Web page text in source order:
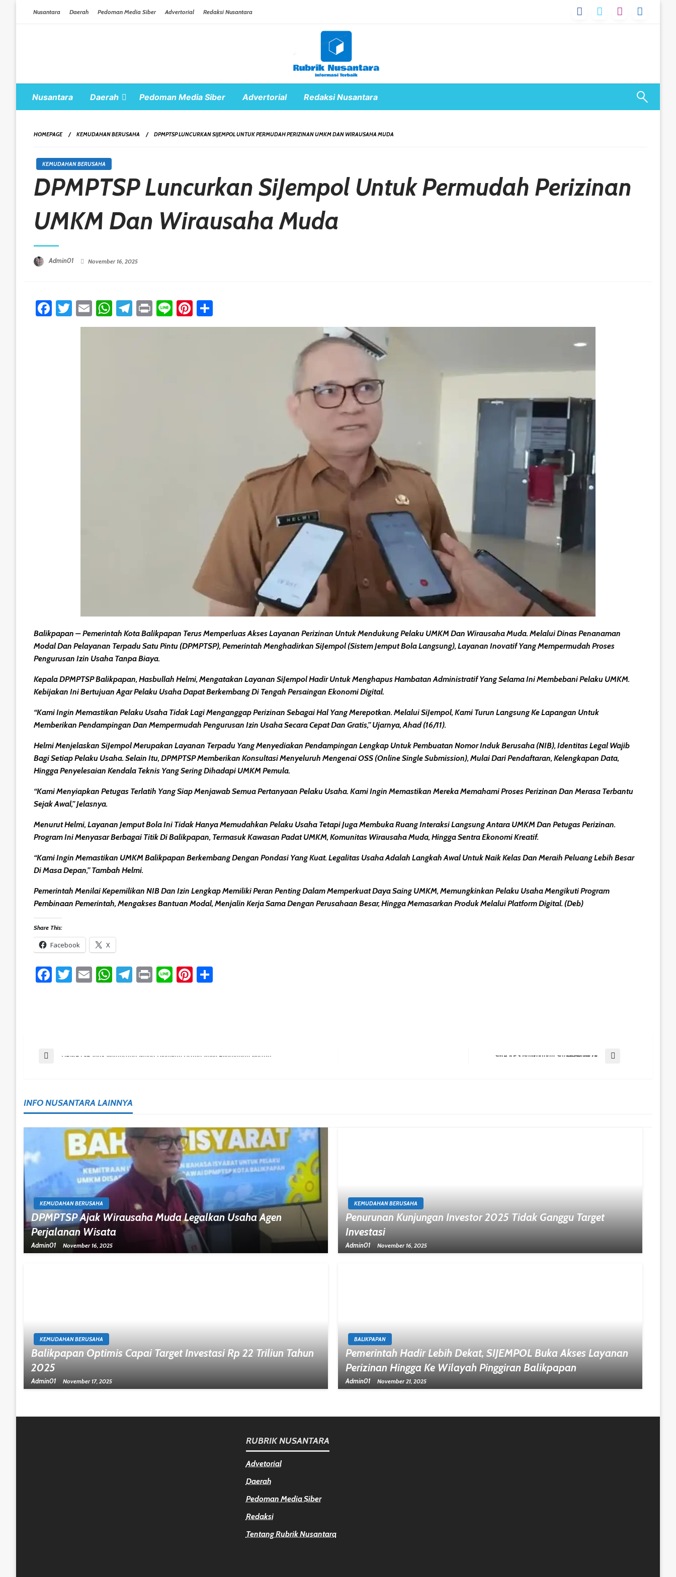
Nusantara Daerah Pedoman Media Siber Advertorial Redaksi Nusantara
Nusantara Daerah Pedoman Media Siber Advertorial Redaksi Nusantara
HOMEPAGE KEMUDAHAN BERUSAHA DPMPTSP LUNCURKAN SIJEMPOL UNTUK PERMUDAH PERIZINAN UMKM DAN WIRAUSAHA MUDA
KEMUDAHAN BERUSAHA
DPMPTSP Luncurkan SiJempol Untuk Permudah Perizinan
UMKM Dan Wirausaha Muda
Admin01 November 16, 2025
Facebook
Twitter
EmailWhatsApp
Telegram
PrintLinePinterest
Balikpapan – Pemerintah Kota Balikpapan Terus Memperluas Akses Layanan Perizinan Untuk Mendukung Pelaku UMKM Dan Wirausaha Muda. Melalui Dinas Penanaman
Modal Dan Pelayanan Terpadu Satu Pintu (DPMPTSP), Pemerintah Menghadirkan SiJempol (Sistem Jemput Bola Langsung), Layanan Inovatif Yang Mempermudah Proses
Pengurusan Izin Usaha Tanpa Biaya.
Kepala DPMPTSP Balikpapan, Hasbullah Helmi, Mengatakan Layanan SiJempol Hadir UntukMenghapus Hambatan AdministratifYang Selama Ini Membebani Pelaku UMKM.
Kebijakan Ini Bertujuan Agar Pelaku Usaha Dapat Berkembang Di Tengah Persaingan Ekonomi Digital.
“Kami Ingin Memastikan Pelaku Usaha Tidak Lagi Menganggap Perizinan Sebagai Hal Yang Merepotkan. Melalui SiJempol, Kami Turun Langsung Ke Lapangan Untuk
Memberikan Pendampingan Dan Mempermudah Pengurusan Izin Usaha Secara Cepat Dan Gratis,” Ujarnya, Ahad (16/11).
Helmi Menjelaskan SiJempol Merupakan Layanan Terpadu Yang Menyediakan Pendampingan Lengkap Untuk Pembuatan Nomor Induk Berusaha (NIB), Identitas Legal Wajib
Bagi Setiap Pelaku Usaha. Selain Itu, DPMPTSP Memberikan Konsultasi Menyeluruh Mengenai OSS (Online Single Submission), Mulai Dari Pendaftaran, Kelengkapan Data,
Hingga Penyelesaian Kendala Teknis Yang Sering Dihadapi UMKM Pemula.
“Kami Menyiapkan Petugas Terlatih Yang Siap Menjawab Semua Pertanyaan Pelaku Usaha. Kami Ingin Memastikan Mereka Memahami Proses Perizinan Dan Merasa Terbantu
Sejak Awal,” Jelasnya.
Menurut Helmi, Layanan Jemput Bola Ini Tidak Hanya Memudahkan Pelaku Usaha Tetapi Juga Membuka RuangInteraksi Langsung Antara UMKM Dan Petugas Perizinan.
Program Ini Menyasar Berbagai Titik Di Balikpapan, Termasuk Kawasan Padat UMKM, Komunitas Wirausaha Muda, Hingga Sentra Ekonomi Kreatif.
“Kami Ingin Memastikan UMKM Balikpapan Berkembang Dengan Pondasi Yang Kuat. Legalitas Usaha Adalah Langkah Awal Untuk Naik Kelas Dan Meraih Peluang Lebih Besar
Di Masa Depan,” Tambah Helmi.
Pemerintah Menilai Kepemilikan NIB Dan Izin Lengkap Memiliki Peran Penting DalamMemperkuat Daya Saing UMKM, Memungkinkan Pelaku Usaha Mengikuti Program
Pembinaan Pemerintah, Mengakses Bantuan Modal, Menjalin Kerja Sama Dengan Perusahaan Besar, Hingga Memasarkan Produk Melalui Platform Digital. (deb)
Share This:
Facebook X
Facebook
Twitter
EmailWhatsApp
Telegram
PrintLinePinterest
Post
Previous Post DPMPTSP Ajak Wirausaha Muda Legalkan Usaha Agen Perjalanan Wisata SMA KPS Balikpapan Sabet Perak Di OPSI 2025
INFO NUSANTARA LAINNYA
KEMUDAHAN BERUSAHA
DPMPTSP Ajak Wirausaha Muda Legalkan Usaha Agen
Perjalanan Wisata
Admin01 November 16, 2025
KEMUDAHAN BERUSAHA
Penurunan Kunjungan Investor 2025 Tidak Ganggu Target
Investasi
Admin01 November 16, 2025
KEMUDAHAN BERUSAHA
Balikpapan Optimis Capai Target Investasi Rp 22 Triliun Tahun
2025
Admin01 November 17, 2025
BALIKPAPAN
Pemerintah Hadir Lebih Dekat, SIJEMPOL Buka Akses Layanan
Perizinan Hingga Ke Wilayah Pinggiran Balikpapan
Admin01 November 21, 2025
RUBRIK NUSANTARA
Advetorial
Daerah
Pedoman Media Siber
Redaksi
Tentang Rubrik Nusantara